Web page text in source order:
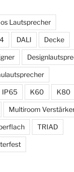
Lautsprecher
DALI Decke
IP65 K60 K80
Multiroom
TRIAD